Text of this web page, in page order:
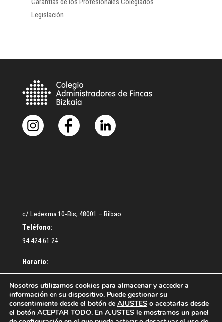
Garantías de los Profesionales Colegiados
Legislación
c/ Ledesma 10-Bis, 48001 – Bilbao
Teléfono:
94 424 61 24
Horario:
De lunes a Jueves: De 9:30 a 13:00 – De 16:30 a 18:30 h.
Viernes: De 9:00 a 14:00 h.
Nosotros utilizamos cookies para almacenar y acceder a
información en su dispositivo. Puede gestionar su
consentimiento desde el botón de AJUSTES o aceptarlas desde
el botón ACEPTAR TODO. En AJUSTES le mostramos un panel